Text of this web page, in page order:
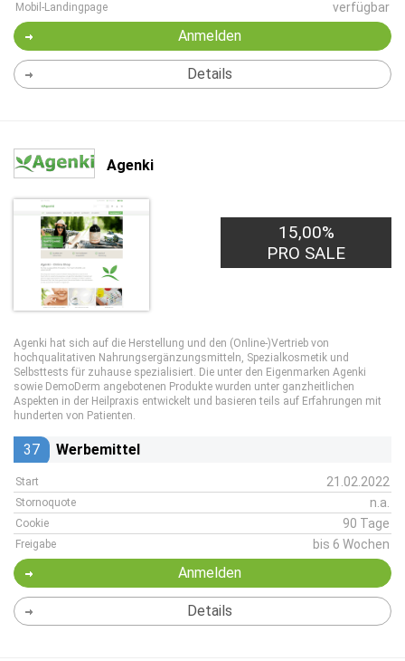
Mobil-Landingpage verfügbar
Anmelden
Details
Agenki
15,00%
PRO SALE
Agenki hat sich auf die Herstellung und den (Online-)Vertrieb von
hochqualitativen Nahrungsergänzungsmitteln, Spezialkosmetik und
Selbsttests für zuhause spezialisiert. Die unter den Eigenmarken Agenki
sowie DemoDerm angebotenen Produkte wurden unter ganzheitlichen
Aspekten in der Heilpraxis entwickelt und basieren teils auf Erfahrungen mit
hunderten von Patienten.
37 Werbemittel
Start 21.02.2022
Stornoquote n.a.
Cookie 90 Tage
Freigabe bis 6 Wochen
Anmelden
Details